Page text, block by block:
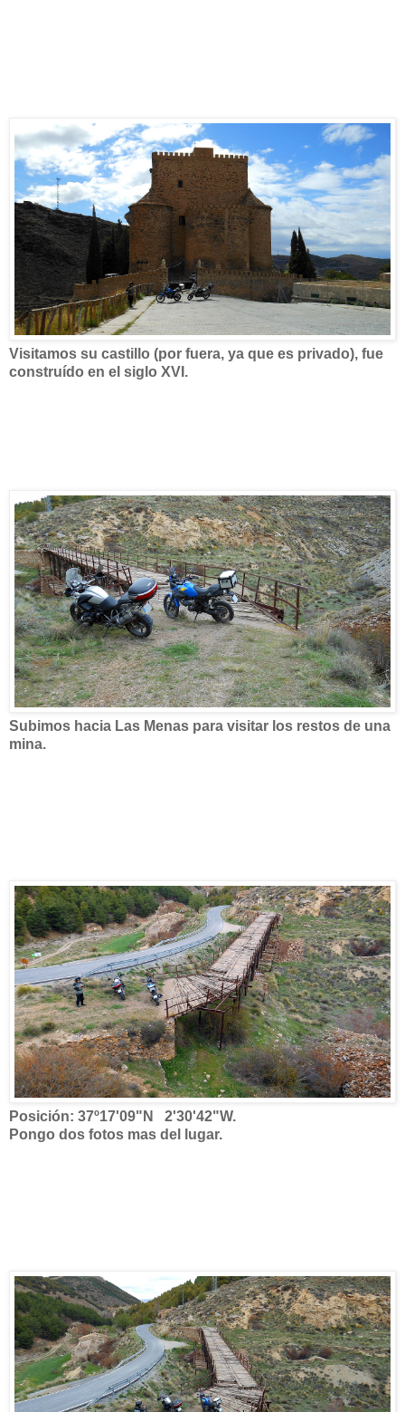
Visitamos su castillo (por fuera, ya que es privado), fue
construído en el siglo XVI.
Subimos hacia Las Menas para visitar los restos de una
mina.
Posición: 37º17'09"N 2'30'42"W.
Pongo dos fotos mas del lugar.